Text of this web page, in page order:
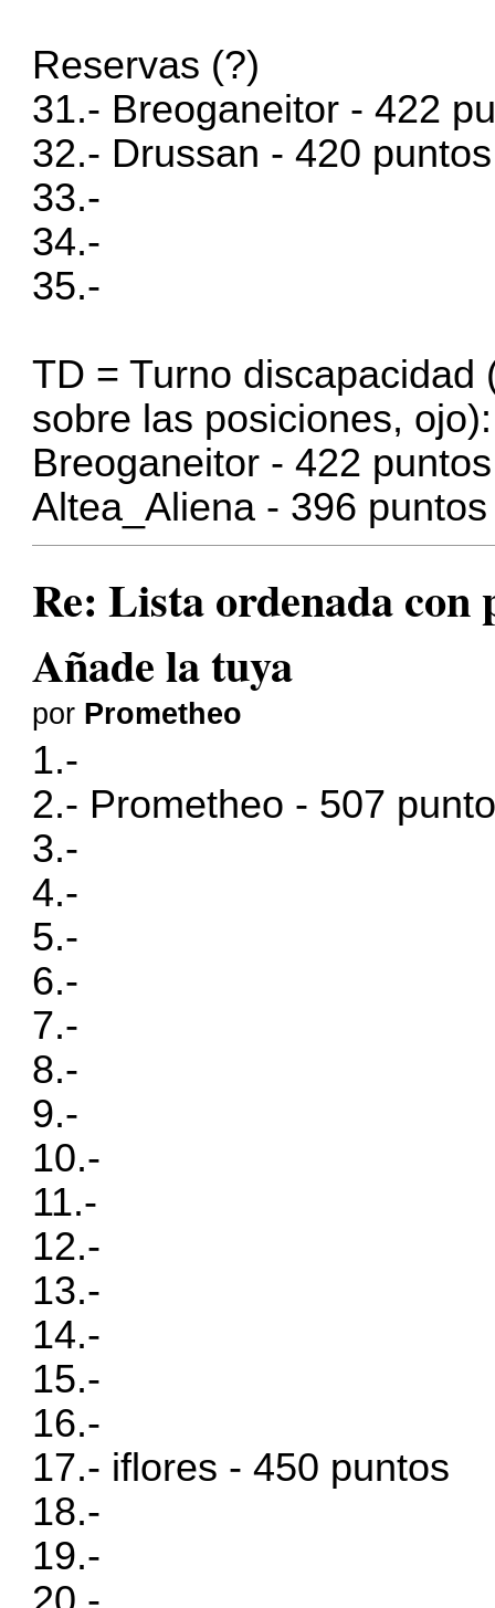
Reservas (?)
31.- Breoganeitor - 422
32.- Drussan - 420 puntos
33.-
34.-
35.-
TD = Turno
sobre las posiciones, ojo):
Breoganeitor - 422 puntos
Altea_Aliena - 396 puntos
Re: Lista ordenada
Añade la tuya
por Prometheo
1.-
2.- Prometheo - 507
3.-
4.-
5.-
6.-
7.-
8.-
9.-
10.-
11.-
12.-
13.-
14.-
15.-
16.-
17.- iflores - 450 puntos
18.-
19.-